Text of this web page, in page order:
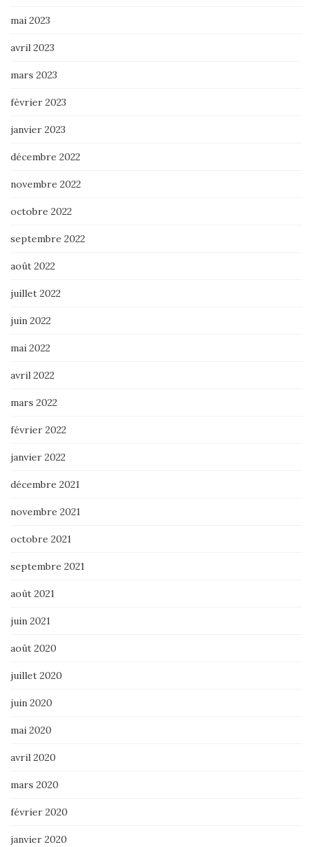
mai 2023
avril 2023
mars 2023
février 2023
janvier 2023
décembre 2022
novembre 2022
octobre 2022
septembre 2022
août 2022
juillet 2022
juin 2022
mai 2022
avril 2022
mars 2022
février 2022
janvier 2022
décembre 2021
novembre 2021
octobre 2021
septembre 2021
août 2021
juin 2021
août 2020
juillet 2020
juin 2020
mai 2020
avril 2020
mars 2020
février 2020
janvier 2020